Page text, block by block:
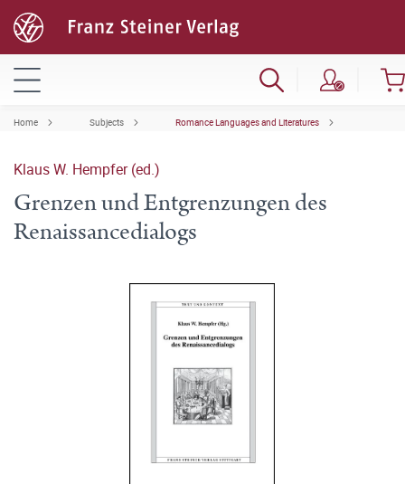
Home Subjects Romance Languages and Literatures
Klaus W. Hempfer (ed.)
Grenzen und Entgrenzungen des
Renaissancedialogs